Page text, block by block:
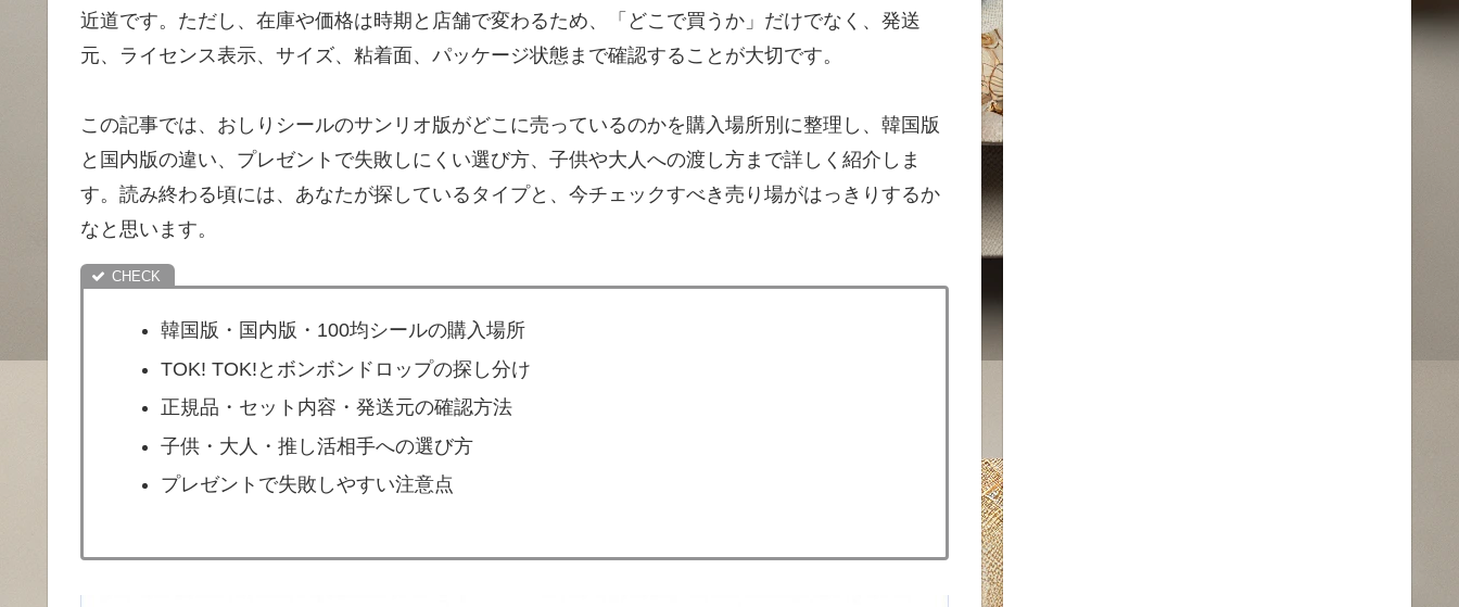
近道です。ただし、在庫や価格は時期と店舗で変わるため、「どこで買うか」だけでなく、発送
元、ライセンス表示、サイズ、粘着面、パッケージ状態まで確認することが大切です。
この記事では、おしりシールのサンリオ版がどこに売っているのかを購入場所別に整理し、韓国版
と国内版の違い、プレゼントで失敗しにくい選び方、子供や大人への渡し方まで詳しく紹介しま
す。読み終わる頃には、あなたが探しているタイプと、今チェックすべき売り場がはっきりするか
なと思います。
韓国版・国内版・100均シールの購入場所
TOK! TOK!とボンボンドロップの探し分け
正規品・セット内容・発送元の確認方法
子供・大人・推し活相手への選び方
プレゼントで失敗しやすい注意点